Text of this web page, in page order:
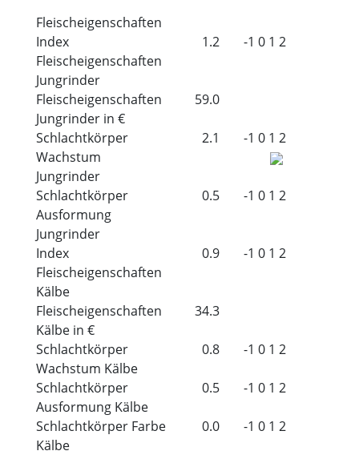
Fleischeigenschaften
Index
Fleischeigenschaften
Jungrinder
1.2 -1 0 1 2
Fleischeigenschaften
Jungrinder in €
59.0
Schlachtkörper
Wachstum
Jungrinder
2.1 -1 0 1 2
Schlachtkörper
Ausformung
Jungrinder
0.5 -1 0 1 2
Index
Fleischeigenschaften
Kälbe
0.9 -1 0 1 2
Fleischeigenschaften
Kälbe in €
34.3
Schlachtkörper
Wachstum Kälbe
0.8 -1 0 1 2
Schlachtkörper
Ausformung Kälbe
0.5 -1 0 1 2
Schlachtkörper Farbe
Kälbe
0.0 -1 0 1 2